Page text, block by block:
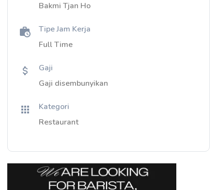
Bakmi Tjan Ho
Tipe Jam Kerja
Full Time
Gaji
Gaji disembunyikan
Kategori
Restaurant